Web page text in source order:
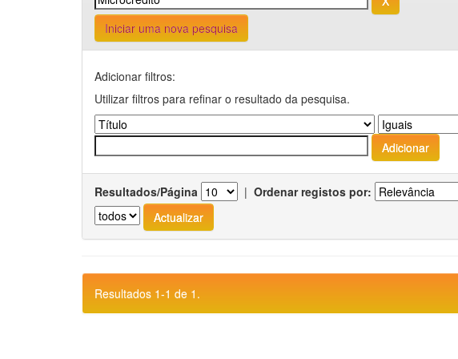
Iniciar uma nova pesquisa
Adicionar filtros:
Utilizar filtros para refinar o resultado da pesquisa.
Resultados/Página | Ordenar registos por:
Resultados 1-1 de 1.